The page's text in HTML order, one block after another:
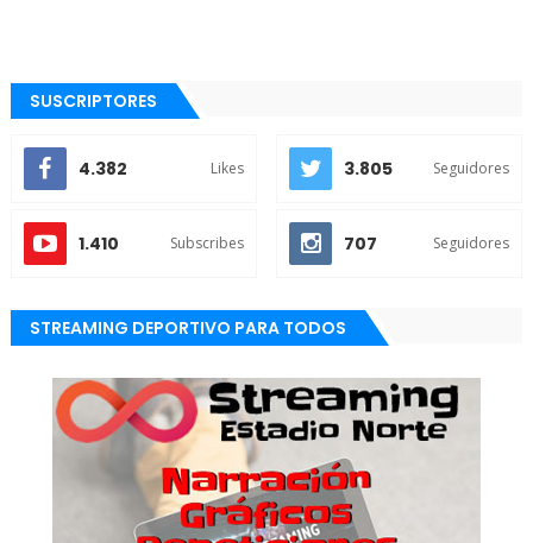
SUSCRIPTORES
4.382 Likes 3.805 Seguidores
1.410 Subscribes 707 Seguidores
STREAMING DEPORTIVO PARA TODOS